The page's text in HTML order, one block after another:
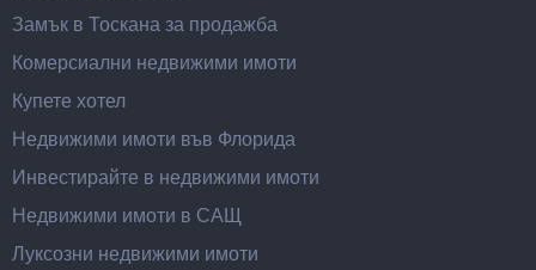
Замък в Тоскана за продажба
Комерсиални недвижими имоти
Купете хотел
Недвижими имоти във Флорида
Инвестирайте в недвижими имоти
Недвижими имоти в САЩ
Луксозни недвижими имоти